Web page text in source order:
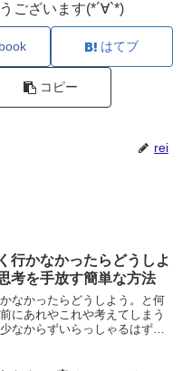
ございます(*´∀`*)
はてブ
コピー
rei
行かなかったらどうしよ
考を手放す簡単な方法
なかったらどうしよう。と何
にあれやこれや考えてしまう
なからずいらっしゃるはずで